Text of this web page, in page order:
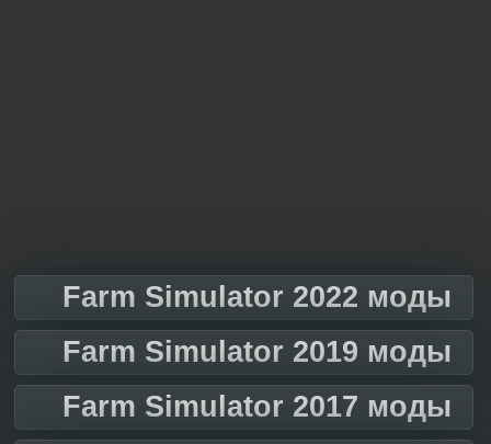
Farm Simulator 2022 моды
Farm Simulator 2019 моды
Farm Simulator 2017 моды